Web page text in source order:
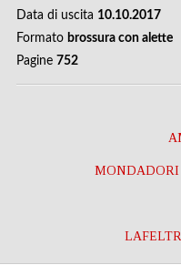
Data di uscita 10.10.2017
Formato brossura con alette
Pagine 752
MONDADORI